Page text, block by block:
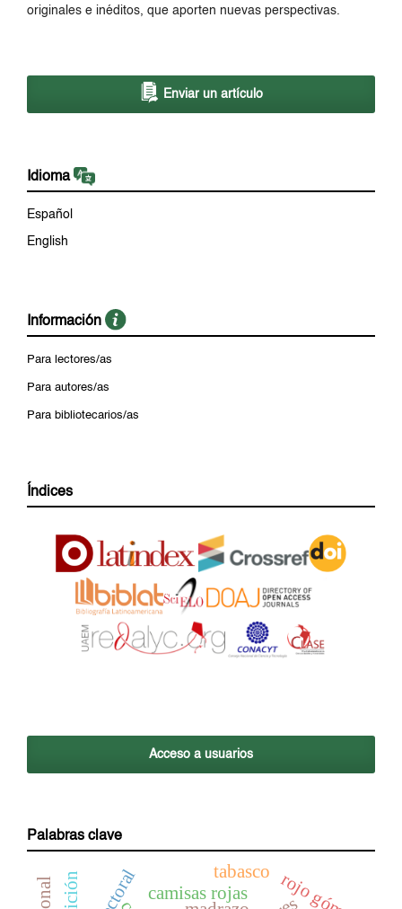
originales e inéditos, que aporten nuevas perspectivas.
Enviar un artículo
Idioma
Español
English
Información
Para lectores/as
Para autores/as
Para bibliotecarios/as
Índices
Acceso a usuarios
Palabras clave
camisas rojas
tabasco